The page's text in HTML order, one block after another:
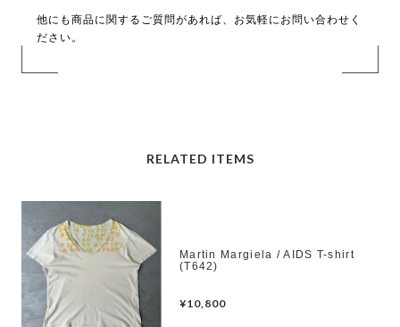
他にも商品に関するご質問があれば、お気軽にお問い合わせく
ださい。
RELATED ITEMS
Martin Margiela / AIDS T-shirt
(T642)
¥10,800